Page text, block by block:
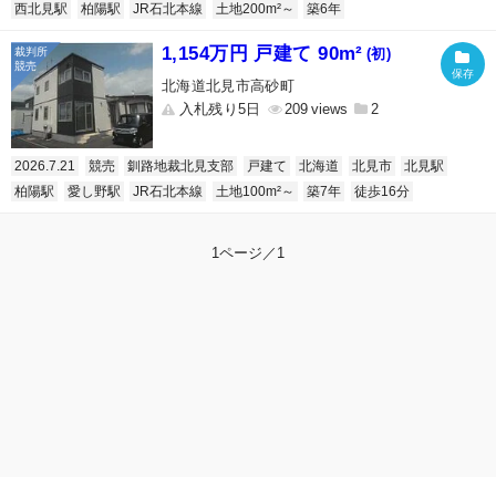
西北見駅
柏陽駅 JR石北本線 土地200m²～ 築6年
1,154万円 戸建て 90m² (初)
北海道北見市高砂町
入札残り5日
209 2
2026.7.21 競売 釧路地裁北見支部 戸建て 北海道 北見市
北見駅
柏陽駅
愛し野駅 JR石北本線 土地100m²～ 築7年 徒歩16分
1ページ／1